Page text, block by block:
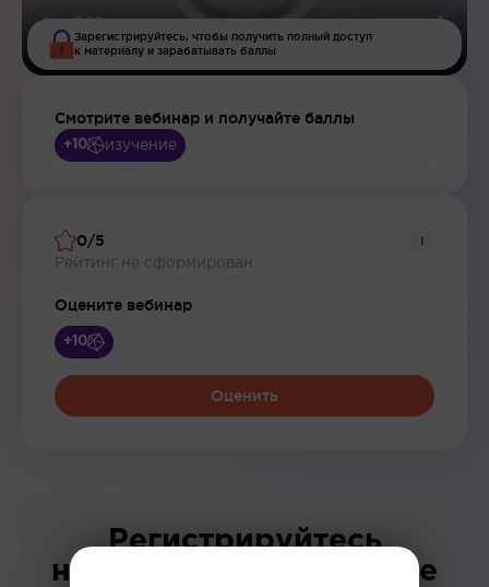
Зарегистрируйтесь, чтобы получить полный доступ
к материалу и зарабатывать баллы
Смотрите вебинар и получайте баллы
+10 изучение
0/5
Рейтинг не сформирован
i
Оцените вебинар
+10
Оценить
Регистрируйтесь
на сайте и получите все